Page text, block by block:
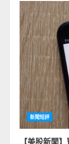
新聞短評
【美股新聞